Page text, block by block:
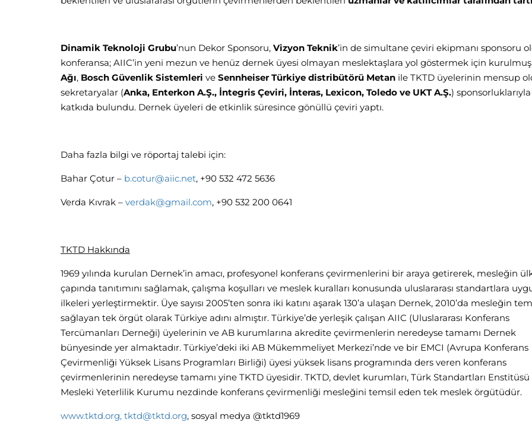
Dinamik Teknoloji Grubu’nun Dekor Sponsoru, Vizyon Teknik’in de simultane çeviri ekipmanı sponsoru
konferansa; AIIC’in yeni mezun ve henüz dernek üyesi olmayan meslektaşlara yol göstermek için kurulmuş
Ağı, Bosch Güvenlik Sistemleri ve Sennheiser Türkiye distribütörü Metan ile TKTD üyelerinin mensup
sekretaryalar (Anka, Enterkon A.Ş., İntegris Çeviri, İnteras, Lexicon, Toledo ve UKT A.Ş.) sponsorluklarıyla
katkıda bulundu. Dernek üyeleri de etkinlik süresince gönüllü çeviri yaptı.
Daha fazla bilgi ve röportaj talebi için:
Bahar Çotur – b.cotur@aiic.net, +90 532 472 5636
Verda Kıvrak – verdak@gmail.com, +90 532 200 0641
TKTD Hakkında
1969 yılında kurulan Dernek’in amacı, profesyonel konferans çevirmenlerini bir araya getirerek, mesleğin
çapında tanıtımını sağlamak, çalışma koşulları ve meslek kuralları konusunda uluslararası standartlara
ilkeleri yerleştirmektir. Üye sayısı 2005’ten sonra iki katını aşarak 130’a ulaşan Dernek, 2010’da mesleğin
sağlayan tek örgüt olarak Türkiye adını almıştır. Türkiye’de yerleşik çalışan AIIC (Uluslararası Konferans
Tercümanları Derneği) üyelerinin ve AB kurumlarına akredite çevirmenlerin neredeyse tamamı Dernek
bünyesinde yer almaktadır. Türkiye’deki iki AB Mükemmeliyet Merkezi’nde ve bir EMCI (Avrupa Konferans
Çevirmenliği Yüksek Lisans Programları Birliği) üyesi yüksek lisans programında ders veren konferans
çevirmenlerinin neredeyse tamamı yine TKTD üyesidir. TKTD, devlet kurumları, Türk Standartları Enstitüsü
Mesleki Yeterlilik Kurumu nezdinde konferans çevirmenliği mesleğini temsil eden tek meslek örgütüdür.
www.tktd.org, tktd@tktd.org, sosyal medya @tktd1969